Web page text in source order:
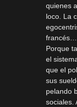
quienes
loco. La
francés…
Porque
el
que el
sus
pelando
sociales.